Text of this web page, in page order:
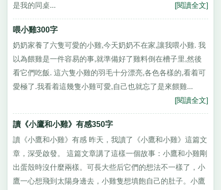
是我的同桌... [閱讀全文]
喂小雞300字
奶奶家養了六隻可愛的小雞,今天奶奶不在家,讓我喂小雞. 我
以為餵雞是一件容易的事,就準備好了雞料倒在槽子里,然後
看它們吃飯. 這六隻小雞的羽毛十分漂亮,各色各樣的,看着可
愛極了.我看着這幾隻小雞可愛,自己也就忘了是來餵雞...
[閱讀全文]
讀《小鷹和小雞》有感350字
讀《小鷹和小雞》有感 昨天，我讀了《小鷹和小雞》這篇文
章，深受啟發。 這篇文章講了這樣一個故事：小鷹和小雞剛
出蛋殼時沒什麼兩樣。可長大些后它們的想法不一樣了，小
鷹一心想飛到太陽身邊去，小雞隻想填飽自己的肚子。小鷹